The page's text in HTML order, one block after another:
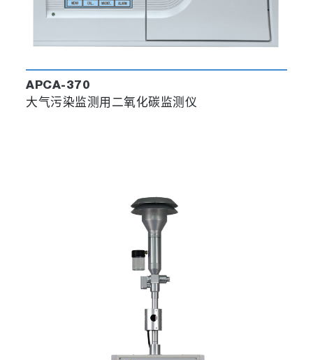
APCA-370
大气污染监测用二氧化碳监测仪